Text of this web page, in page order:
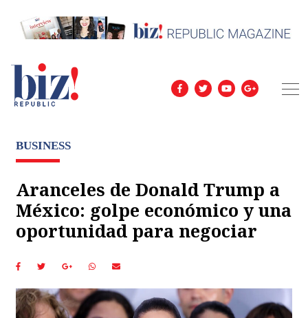
BUSINESS
Aranceles de Donald Trump a
México: golpe económico y una
oportunidad para negociar